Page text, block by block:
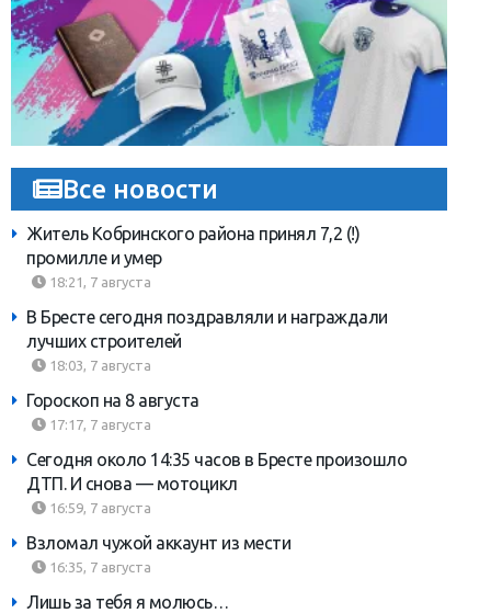
Все новости
Житель Кобринского района принял 7,2 (!)
промилле и умер
18:21, 7 августа
В Бресте сегодня поздравляли и награждали
лучших строителей
18:03, 7 августа
Гороскоп на 8 августа
17:17, 7 августа
Сегодня около 14:35 часов в Бресте произошло
ДТП. И снова — мотоцикл
16:59, 7 августа
Взломал чужой аккаунт из мести
16:35, 7 августа
Лишь за тебя я молюсь…